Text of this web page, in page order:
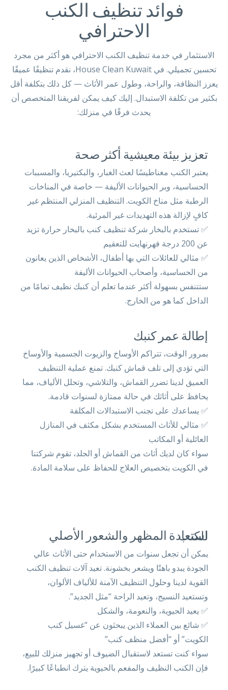
فوائد تنظيف الكنب
الاحترافي
الاستثمار في خدمة تنظيف الكنب الاحترافي هو أكثر من مجرد
تحسين تجميلي. في House Clean Kuwait، نقدم تنظيفًا عميقًا
يعزز النظافة، والراحة، وطول عمر الأثاث — كل ذلك بتكلفة أقل
بكثير من تكلفة الاستبدال. إليك كيف يمكن لفريقنا المتخصص أن
يحدث فرقًا في منزلك:
تعزيز بيئة معيشية أكثر صحة
يعتبر الكنب مغناطيسًا لعث الغبار، والبكتيريا، والمسببات
الحساسية، وبر الحيوانات الأليفة — خاصة في المناخات
الرطبة مثل مناخ الكويت. التنظيف المنزلي المنتظم غير
كافٍ لإزالة هذه التهديدات غير المرئية.
✅ تستخدم بالبخار شركة تنظيف كنب بالبخار حرارة تزيد
عن 200 درجة فهرنهايت للتعقيم
✅ مثالي للعائلات التي بها أطفال، الأشخاص الذين يعانون
من الحساسية، وأصحاب الحيوانات الأليفة
ستتنفس بسهولة أكثر عندما تعلم أن كنبك نظيف تمامًا من
الداخل كما هو من الخارج.
إطالة عمر كنبك
بمرور الوقت، تتراكم الأوساخ والزيوت الجسمية والأوساخ
التي تؤدي إلى تلف قماش كنبك. تمنع عملية التنظيف
العميق لدينا تضرر القماش، والتلاشي، وتحلل الألياف، مما
يحافظ على أثاثك في حالة ممتازة لسنوات قادمة.
✅ يساعدك على تجنب الاستبدالات المكلفة
✅ مثالي للأثاث المستخدم بشكل مكثف في المنازل
العائلية أو المكاتب
سواء كان لديك أثاث من القماش أو الجلد، تقوم شركتنا
في الكويت بتخصيص العلاج للحفاظ على سلامة المادة.
استعادة المظهر والشعور الأصلي للكنب
يمكن أن تجعل سنوات من الاستخدام حتى الأثاث عالي
الجودة يبدو باهتًا ويشعر بخشونة. تعيد آلات تنظيف الكنب
القوية لدينا وحلول التنظيف الآمنة للألياف الألوان،
وتستعيد النسيج، وتعيد الراحة “مثل الجديد”.
✅ يعيد الحيوية، والنعومة، والشكل
✅ شائع بين العملاء الذين يبحثون عن “غسيل كنب
الكويت” أو “أفضل منظف كنب”
سواء كنت تستعد لاستقبال الضيوف أو تجهيز منزلك للبيع،
فإن الكنب النظيف والمفعم بالحيوية يترك انطباعًا كبيرًا.